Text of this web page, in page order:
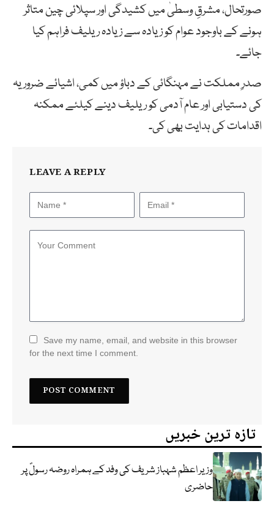
صورتحال، مشرقِ وسطیٰ میں کشیدگی اور سپلائی چین متاثر
ہونے کے باوجود عوام کو زیادہ سے زیادہ ریلیف فراہم کیا
جائے۔
صدرِ مملکت نے مہنگائی کے دباؤ میں کمی، اشیائے ضروریہ
کی دستیابی اور عام آدمی کو ریلیف دینے کیلئے ممکنہ
اقدامات کی ہدایت بھی کی۔
LEAVE A REPLY
Save my name, email, and website in this browser
for the next time I comment.
تازہ ترین خبریں
وزیر اعظم شہباز شریف کی وفد کے ہمراہ روضہ رسولؐ پر
حاضری